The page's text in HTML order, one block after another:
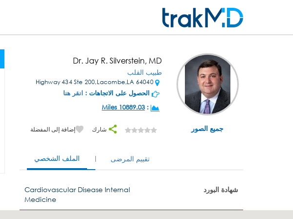
جميع الصور
Dr. Jay R. Silverstein, MD
طبيب القلب
64040 Highway 434 Ste 200,Lacombe,LA
الحصول على الاتجاهات : انقر هنا
:
10889.03 Miles
شارك إضافة إلى المفضلة
الملف الشخصي تقييم المرضى
شهادة البورد
Cardiovascular Disease Internal
Medicine